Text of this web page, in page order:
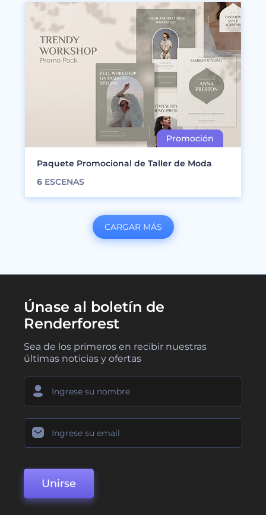
Paquete Promocional de Taller de Moda
6 ESCENAS
CARGAR MÁS
Únase al boletín de
Renderforest
Sea de los primeros en recibir nuestras
últimas noticias y ofertas
Unirse